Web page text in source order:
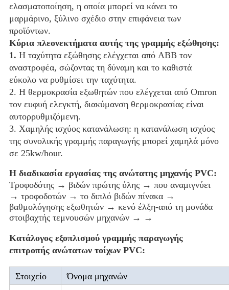
ελασματοποίηση, η οποία μπορεί να κάνει το
μαρμάρινο, ξύλινο σχέδιο στην επιφάνεια των
προϊόντων.
Κύρια πλεονεκτήματα αυτής της γραμμής εξώθησης:
1. Η ταχύτητα εξώθησης ελέγχεται από ABB τον
αναστροφέα, σώζοντας τη δύναμη και το καθιστά
εύκολο να ρυθμίσει την ταχύτητα.
2. Η θερμοκρασία εξωθητών που ελέγχεται από Omron
τον ευφυή ελεγκτή, διακύμανση θερμοκρασίας είναι
αυτορρυθμιζόμενη.
3. Χαμηλής ισχύος κατανάλωση: η κατανάλωση ισχύος
της συνολικής γραμμής παραγωγής μπορεί χαμηλά μόνο
σε 25kw/hour.
Η διαδικασία εργασίας της ανώτατης μηχανής PVC:
Τροφοδότης → βιδών πρώτης ύλης → που αναμιγνύει
→ τροφοδοτών → το διπλό βιδών πίνακα →
βαθμολόγησης εξωθητών → κενό έλξη-από τη μονάδα
στοιβαχτής τεμνουσών μηχανών → →
Κατάλογος εξοπλισμού γραμμής παραγωγής
επιτροπής ανώτατων τοίχων PVC:
Στοιχείο
Όνομα μηχανών